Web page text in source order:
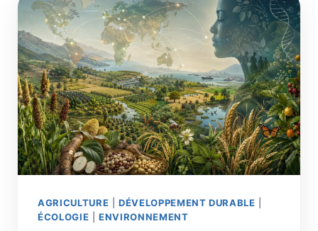
POUR
UNE
RECONQUÊTE
D’UNE
AGRICULTURE
RÉGÉNÉRATIVE
DÉSIRABLE
AGRICULTURE |DÉVELOPPEMENT DURABLE
ÉCOLOGIE |ENVIRONNEMENT